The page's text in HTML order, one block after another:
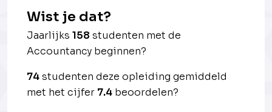
Wist je dat?
Jaarlijks 158 studenten met de
Accountancy beginnen?
74studenten deze opleiding gemiddeld
met het cijfer 7.4 beoordelen?